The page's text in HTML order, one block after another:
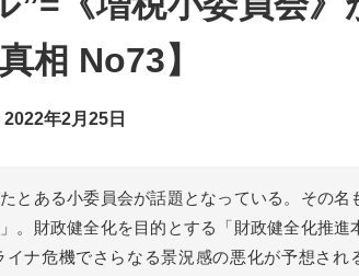
相 No73】
年2月25日
とある小委員会が話題となっている。その名
。財政健全化を目的とする「財政健全化推進
ナ危機でさらなる景況感の悪化が予想され